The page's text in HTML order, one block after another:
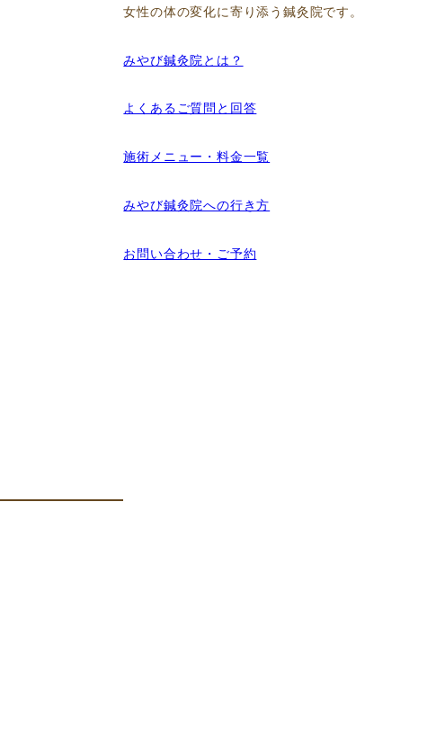
女性の体の変化に寄り添う鍼灸院です。
みやび鍼灸院とは？
よくあるご質問と回答
施術メニュー・料金一覧
みやび鍼灸院への行き方
お問い合わせ・ご予約